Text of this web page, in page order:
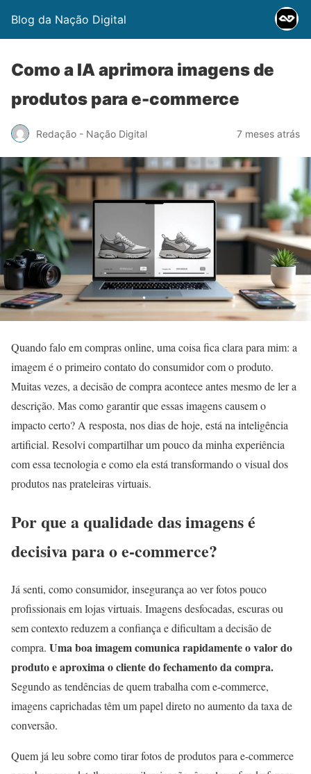
Blog da Nação Digital
Como a IA aprimora imagens de
produtos para e-commerce
Redação - Nação Digital 7 meses atrás
Quando falo em compras online, uma coisa fica clara para mim: a
imagem é o primeiro contato do consumidor com o produto.
Muitas vezes, a decisão de compra acontece antes mesmo de ler a
descrição. Mas como garantir que essas imagens causem o
impacto certo? A resposta, nos dias de hoje, está na inteligência
artificial. Resolvi compartilhar um pouco da minha experiência
com essa tecnologia e como ela está transformando o visual dos
produtos nas prateleiras virtuais.
Por que a qualidade das imagens é
decisiva para o e-commerce?
Já senti, como consumidor, insegurança ao ver fotos pouco
profissionais em lojas virtuais. Imagens desfocadas, escuras ou
sem contexto reduzem a confiança e dificultam a decisão de
compra. Uma boa imagem comunica rapidamente o valor do
produto e aproxima o cliente do fechamento da compra.
Segundo as tendências de quem trabalha com e-commerce,
imagens caprichadas têm um papel direto no aumento da taxa de
conversão.
Quem já leu sobre como tirar fotos de produtos para e-commerce